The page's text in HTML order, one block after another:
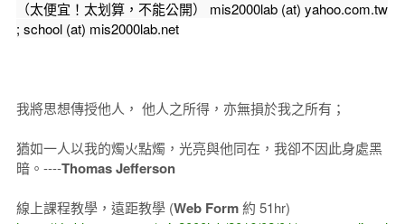
（太便宜！太划算，不能公開） mis2000lab (at) yahoo.com.tw
; school (at) mis2000lab.net
我將思想傳授他人， 他人之所得，亦無損於我之所有；
猶如一人以我的燭火點燭，光亮與他同在，我卻不因此身處黑
暗。----Thomas Jefferson
線上課程教學，遠距教學 (Web Form約 51hr)